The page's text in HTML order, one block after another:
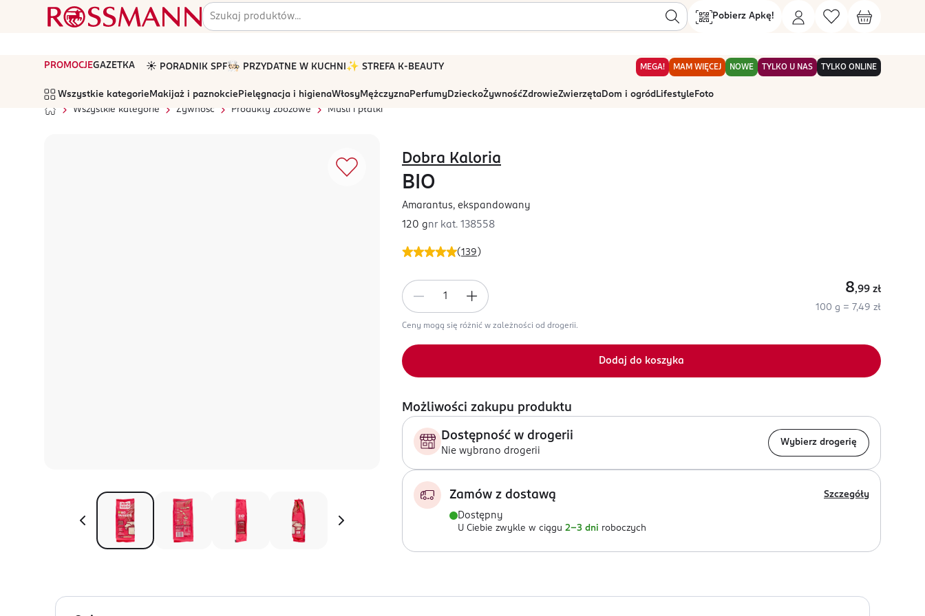
Pobierz Apkę!
PROMOCJEGAZETKA ☀️ PORADNIK SPF🧑🏻‍🍳 PRZYDATNE W KUCHNI ✨ STREFA K-BEAUTY MEGA! MAM WIĘCEJ NOWE TYLKO U NAS TYLKO ONLINE
Wszystkie kategorie Makijaż i paznokcie Pielęgnacja i higienaWłosyMężczyznaPerfumyDzieckoŻywnośćZdrowieZwierzętaDom i ogród Lifestyle Foto
Wszystkie kategorie
Żywność Produkty zbożowe Musli i płatki
(139 )
Dobra Kaloria
BIO
Amarantus, ekspandowany
120 gnr kat. 138558
8,99 zł
100 g = 7,49 zł
Ceny mogą się różnić w zależności od drogerii.
Dodaj do koszyka
Możliwości zakupu produktu
Dostępność w drogerii
Nie wybrano drogerii
Wybierz drogerię
Zamów z dostawą Szczegóły
Dostępny
U Ciebie zwykle w ciągu 2-3 dni roboczych